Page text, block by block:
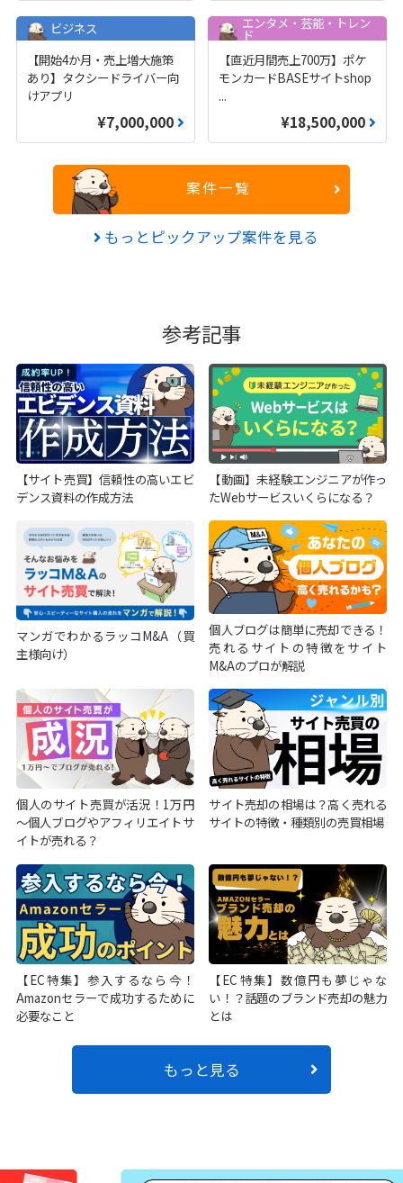
ビジネス
【開始4か月・売上増大施策
あり】タクシードライバー向
けアプリ
¥7,000,000
エンタメ・芸能・トレン
ド
【直近月間売上700万】ポケ
モンカードBASEサイトshop
...
¥18,500,000
案件一覧
もっとピックアップ案件を見る
参考記事
【サイト売買】信頼性の高いエビ
デンス資料の作成方法
【動画】未経験エンジニアが作っ
たWebサービスいくらになる？
マンガでわかるラッコM&A（買
主様向け）
個人ブログは簡単に売却できる！
売れるサイトの特徴をサイト
M&Aのプロが解説
個人のサイト売買が活況！1万円
～個人ブログやアフィリエイトサ
イトが売れる？
サイト売却の相場は？高く売れる
サイトの特徴・種類別の売買相場
【EC特集】参入するなら今！
Amazonセラーで成功するために
必要なこと
【EC特集】数億円も夢じゃな
い！？話題のブランド売却の魅力
とは
もっと見る